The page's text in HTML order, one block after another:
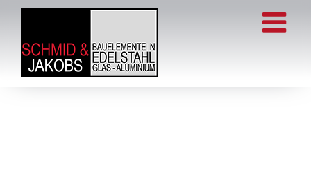
Zum
springen